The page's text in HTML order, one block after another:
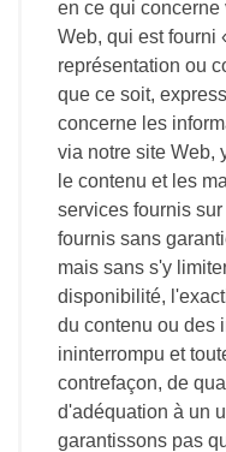
en ce qui
Web, qui est fourni
représentation ou
que ce soit,
concerne les
via notre site Web,
le contenu et les
services fournis
fournis sans
mais sans s'y
disponibilité,
du contenu ou des
ininterrompu et
contrefaçon, de
d'adéquation à un
garantissons pas